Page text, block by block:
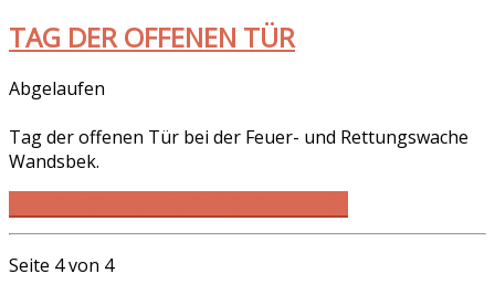
TAG DER OFFENEN TÜR
Abgelaufen
Tag der offenen Tür bei der Feuer- und Rettungswache
Wandsbek.
Seite 4 von 4